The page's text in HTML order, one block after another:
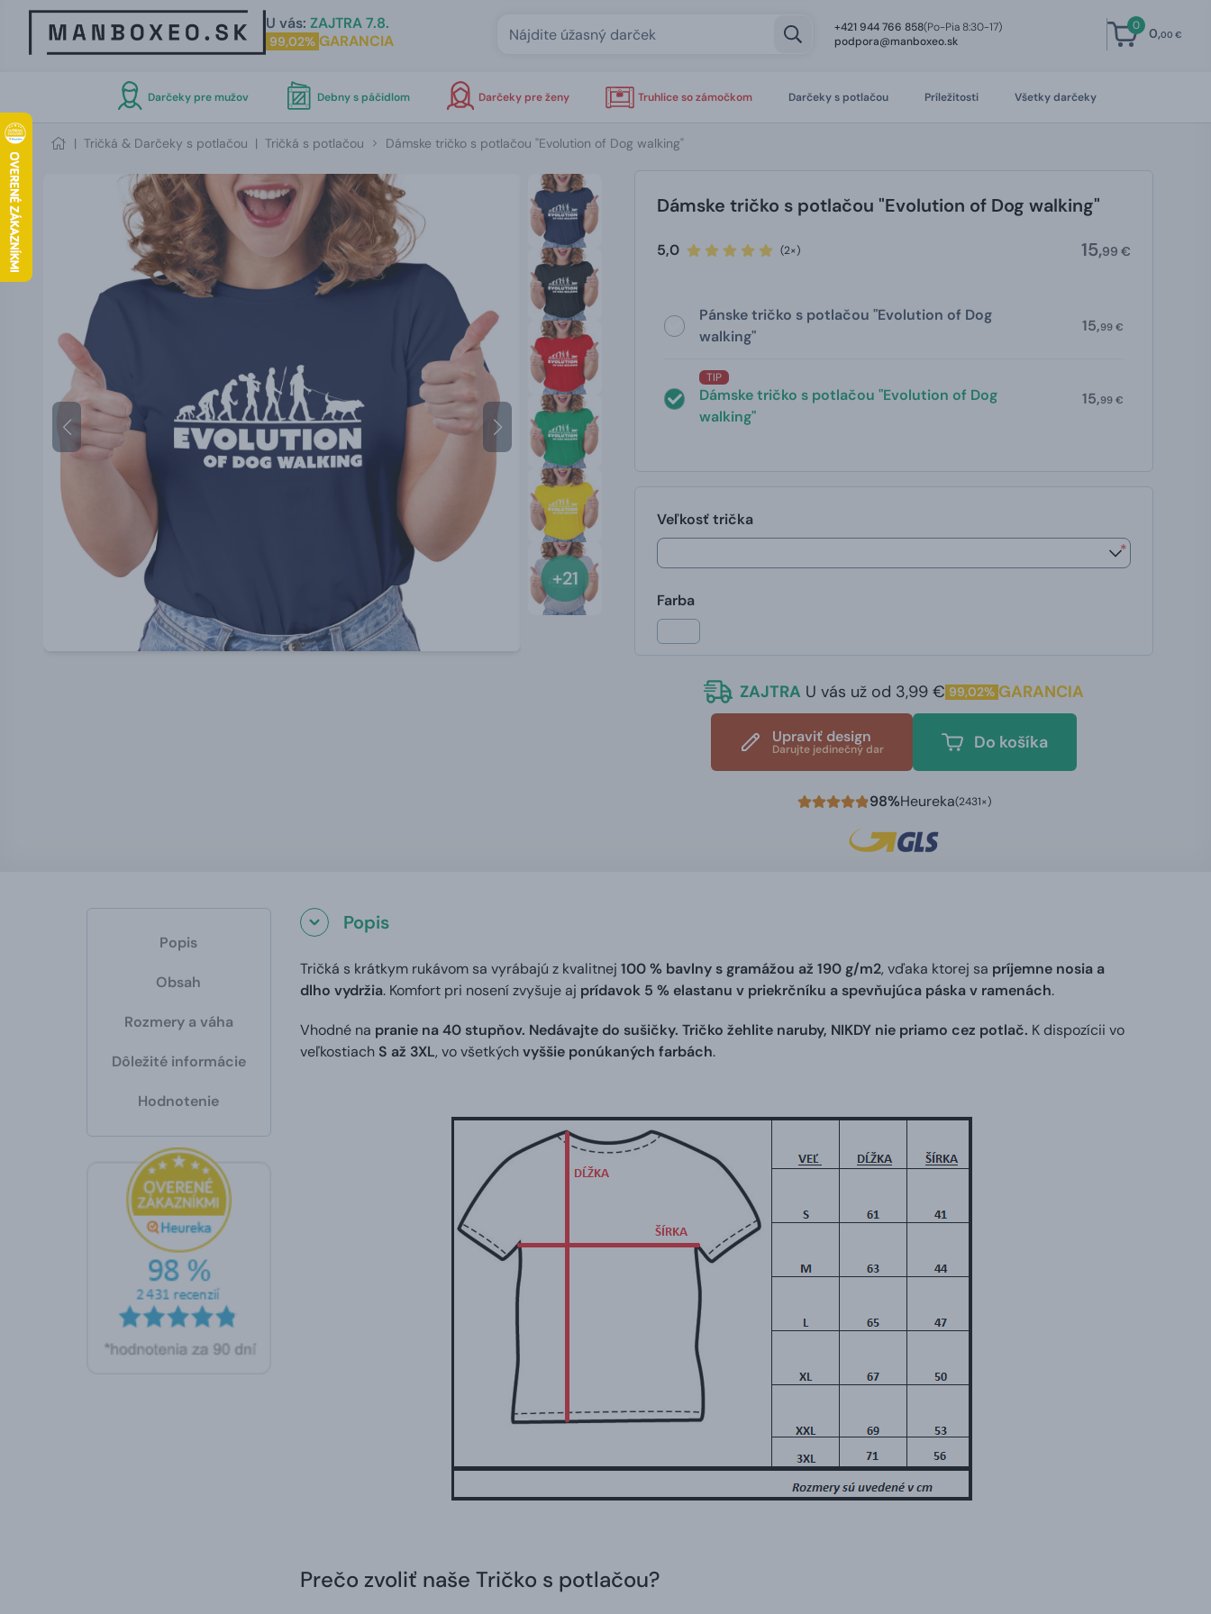
U vás: ZAJTRA 7.8.
99,02% GARANCIA
+421 944 766 858(Po-Pia 8:30-17)
podpora@manboxeo.sk
0 0,00 €
Darčeky pre mužov Debny s páčidlom Darčeky pre ženy Truhlice so zámočkom Darčeky s potlačou Príležitosti Všetky darčeky
| Tričká & Darčeky s potlačou | Tričká s potlačou Dámske tričko s potlačou "Evolution of Dog walking"
+21
Dámske tričko s potlačou "Evolution of Dog walking"
5,0 (2×) 15,99 €
Pánske tričko s potlačou "Evolution of Dog
walking"
15,99 €
TIP
Dámske tričko s potlačou "Evolution of Dog
walking"
15,99 €
Veľkosť trička
*
Farba
ZAJTRA U vás už od 3,99 € 99,02% GARANCIA
Upraviť design
Darujte jedinečný dar Do košíka
98%Heureka(2431×)
Popis
Obsah
Rozmery a váha
Dôležité informácie
Hodnotenie
Popis
Tričká s krátkym rukávom sa vyrábajú z kvalitnej 100 % bavlny s gramážou až 190 g/m2, vďaka ktorej sa príjemne nosia a
dlho vydržia. Komfort pri nosení zvyšuje aj prídavok 5 % elastanu v priekrčníku a spevňujúca páska v ramenách.
Vhodné na pranie na 40 stupňov. Nedávajte do sušičky. Tričko žehlite naruby, NIKDY nie priamo cez potlač. K dispozícii vo
veľkostiach S až 3XL, vo všetkýchvyššie ponúkaných farbách.
Prečo zvoliť naše Tričko s potlačou?